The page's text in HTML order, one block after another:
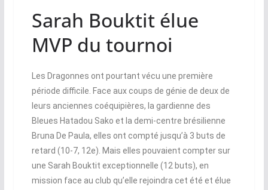
Sarah Bouktit élue
MVP du tournoi
Les Dragonnes ont pourtant vécu une première
période difficile. Face aux coups de génie de deux de
leurs anciennes coéquipières, la gardienne des
Bleues Hatadou Sako et la demi-centre brésilienne
Bruna De Paula, elles ont compté jusqu’à 3 buts de
retard (10-7, 12e). Mais elles pouvaient compter sur
une Sarah Bouktit exceptionnelle (12 buts), en
mission face au club qu’elle rejoindra cet été et élue